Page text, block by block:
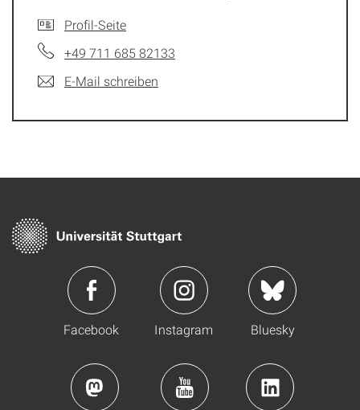
Profil-Seite
+49 711 685 82133
E-Mail schreiben
Facebook Instagram Bluesky